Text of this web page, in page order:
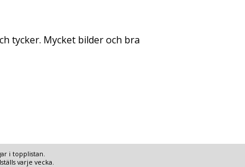
tycker. Mycket bilder och bra
i topplistan.
varje vecka.